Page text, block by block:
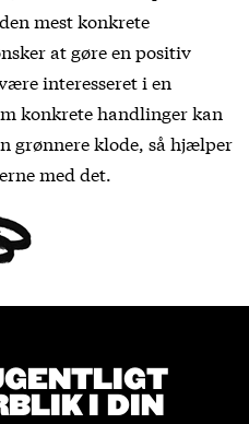
mest konkrete
at gøre en positiv
interesseret i en
konkrete handlinger kan
grønnere klode, så hjælper
med det.
I DIN